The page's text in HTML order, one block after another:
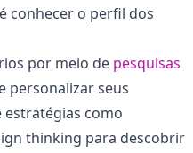
conhecer o perfil dos
por meio de pesquisas
personalizar seus
como
thinking para descobrir